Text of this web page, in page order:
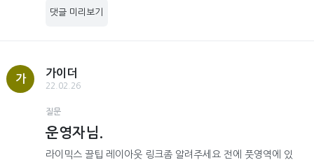
댓글 미리보기
가
가이더
22.02.26
질문
운영자님.
라이믹스 끌팁 레이아웃 링크좀 알려주세요 전에 풋영역에 있